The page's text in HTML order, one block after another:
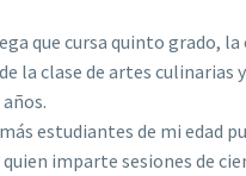
que cursa quinto grado,
la clase de artes culinarias
estudiantes de mi edad
imparte sesiones de